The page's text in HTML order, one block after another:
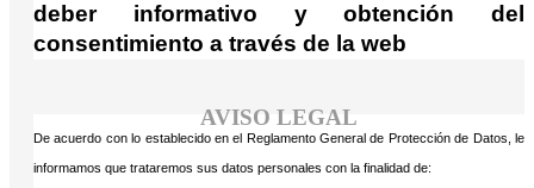
deber informativo y obtención del
consentimiento a través de la web
AVISO LEGAL
De acuerdo con lo establecido en el Reglamento General de Protección de Datos, le
informamos que trataremos sus datos personales con la finalidad de: